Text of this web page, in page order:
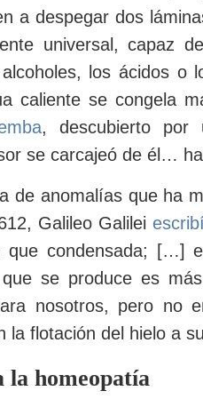
a despegar dos
universal, capaz
los ácidos o
caliente se congela
, descubierto por
se carcajeó de él…
de anomalías que ha
Galileo Galilei
que condensada; […]
se produce es
nosotros, pero no
la flotación del hielo a
la homeopatía